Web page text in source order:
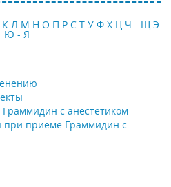
К Л М Н О П Р С Т У Ф Х Ц Ч - Щ Э
Ю - Я
с анестетиком
при приеме Граммидин с